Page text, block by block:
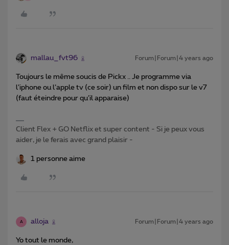
mallau_fvt96 Forum|Forum|4 years ago
Toujours le même soucis de Pickx .. Je programme via
l’iphone ou l’apple tv (ce soir) un film et non dispo sur le v7
(faut éteindre pour qu’il apparaise)
Client Flex + GO Netflix et super content - Si je peux vous
aider, je le ferais avec grand plaisir -
1 personne aime
A alloja Forum|Forum|4 years ago
Yo tout le monde,